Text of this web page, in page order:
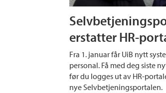
erstatter HR-
Fra 1. januar får UiB nytt
personal. Få med deg siste
før du logges ut av HR-
nye Selvbetjeningsportalen.